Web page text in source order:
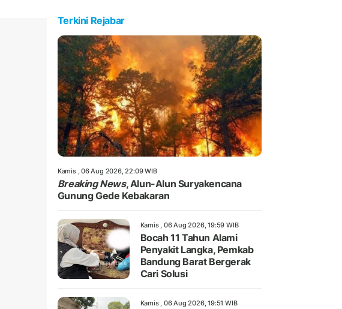
Terkini Rejabar
Kamis , 06 Aug 2026, 22:09 WIB
Breaking News, Alun-Alun Suryakencana
Gunung Gede Kebakaran
Kamis , 06 Aug 2026, 19:59 WIB
Bocah 11 Tahun Alami
Penyakit Langka, Pemkab
Bandung Barat Bergerak
Cari Solusi
Kamis , 06 Aug 2026, 19:51 WIB